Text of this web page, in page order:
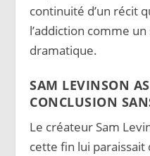
continuité d’un récit
l’addiction comme
dramatique.
SAM LEVINSON
CONCLUSION
Le créateur Sam
cette fin lui